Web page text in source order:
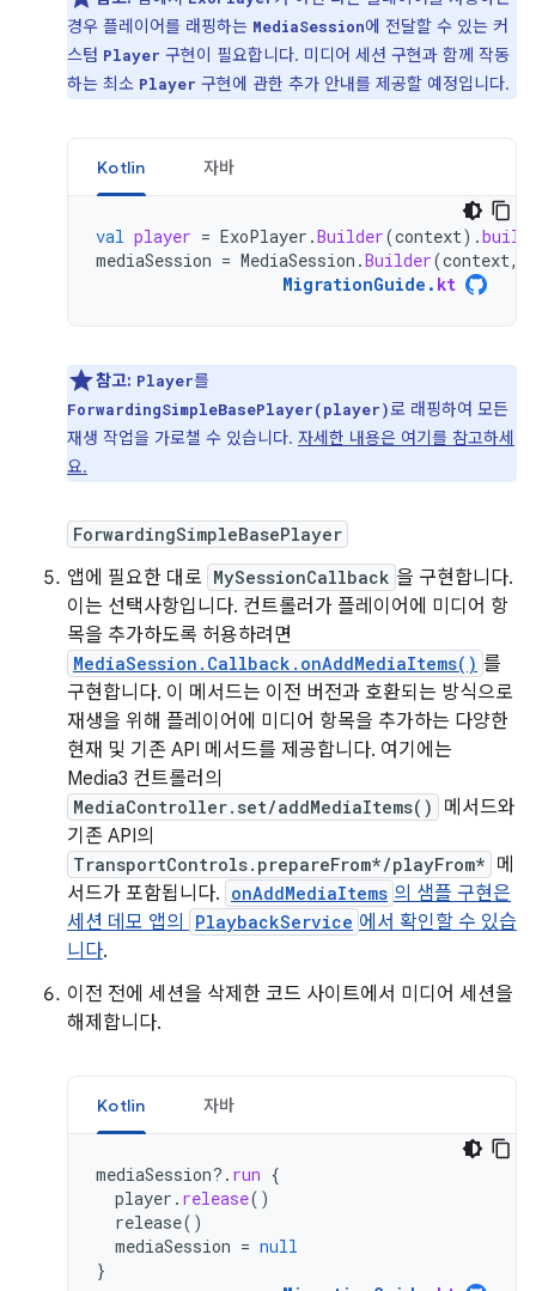
경우 플레이어를 래핑하는 MediaSession에 전달할 수 있는 커
스텀 Player 구현이 필요합니다. 미디어 세션 구현과 함께 작동
하는 최소 Player 구현에 관한 추가 안내를 제공할 예정입니다.
Kotlin 자바
val player = ExoPlayer .Builder(context).build
mediaSession = MediaSession .Builder(context,
MigrationGuide . kt
참고: Player를
ForwardingSimpleBasePlayer(player)로 래핑하여 모든
재생 작업을 가로챌 수 있습니다. 자세한 내용은 여기를 참고하세
요.
ForwardingSimpleBasePlayer
앱에 필요한 대로 MySessionCallback 을 구현합니다.
이는 선택사항입니다. 컨트롤러가 플레이어에 미디어 항
목을 추가하도록 허용하려면
MediaSession.Callback.onAddMediaItems() 를
구현합니다. 이 메서드는 이전 버전과 호환되는 방식으로
재생을 위해 플레이어에 미디어 항목을 추가하는 다양한
현재 및 기존 API 메서드를 제공합니다. 여기에는
Media3 컨트롤러의
MediaController.set/addMediaItems()
메서드와
기존 API의
TransportControls.prepareFrom*/playFrom* 메
서드가 포함됩니다. onAddMediaItems 의 샘플 구현은
세션 데모 앱의
PlaybackService 에서 확인할 수 있습
니다.
이전 전에 세션을 삭제한 코드 사이트에서 미디어 세션을
해제합니다.
Kotlin 자바
mediaSession?. run {
player . release()
release()
mediaSession = null
}